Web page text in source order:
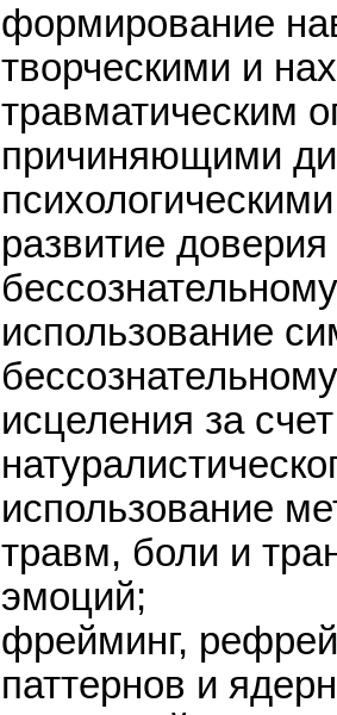
формирование
творческими и
травматическим
причиняющими
развитие
использование
исцеления за
использование
травм, боли и
эмоций;
фрейминг,
паттернов и